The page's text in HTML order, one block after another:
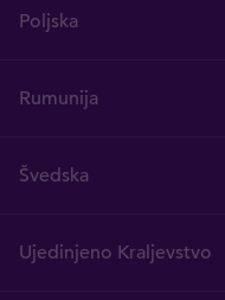
Poljska
Rumunija
Švedska
Ujedinjeno Kraljevstvo